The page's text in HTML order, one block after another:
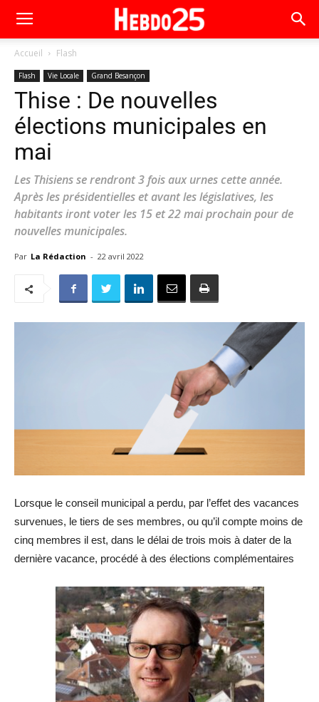
Accueil Flash
Flash Vie Locale Grand Besançon
Thise : De nouvelles
élections municipales en
mai
Les Thisiens se rendront 3 fois aux urnes cette année.
Après les présidentielles et avant les législatives, les
habitants iront voter les 15 et 22 mai prochain pour de
nouvelles municipales.
Par La Rédaction - 22 avril 2022
Lorsque le conseil municipal a perdu, par l’effet des vacances
survenues, le tiers de ses membres, ou qu’il compte moins de
cinq membres il est, dans le délai de trois mois à dater de la
dernière vacance, procédé à des élections complémentaires